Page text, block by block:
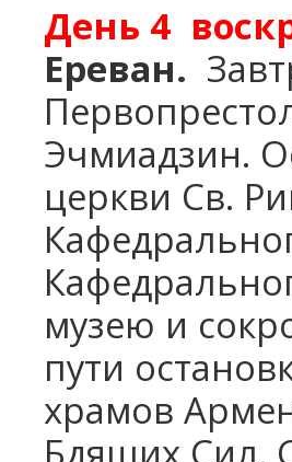
День 4
Ереван.
Эчмиадзин.
церкви Св.
музею и
пути
храмов